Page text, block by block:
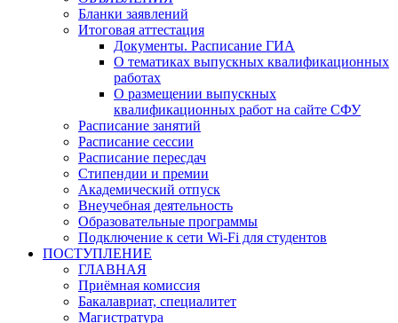
Бланки заявлений
Итоговая аттестация
Документы. Расписание ГИА
О тематиках выпускных квалификационных
работах
О размещении выпускных
квалификационных работ на сайте СФУ
Расписание занятий
Расписание сессии
Расписание пересдач
Стипендии и премии
Академический отпуск
Внеучебная деятельность
Образовательные программы
Подключение к сети Wi-Fi для студентов
ПОСТУПЛЕНИЕ
ГЛАВНАЯ
Приёмная комиссия
Бакалавриат, специалитет
Магистратура